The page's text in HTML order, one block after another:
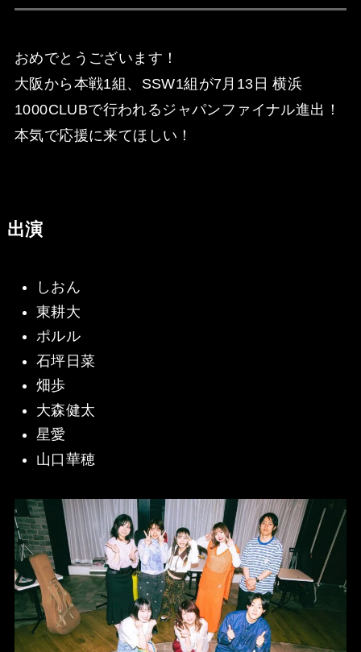
おめでとうございます！
大阪から本戦1組、SSW1組が7月13日 横浜
1000CLUBで行われるジャパンファイナル進出！
本気で応援に来てほしい！
出演
しおん
東耕大
ポルル
石坪日菜
畑歩
大森健太
星愛
山口華穂